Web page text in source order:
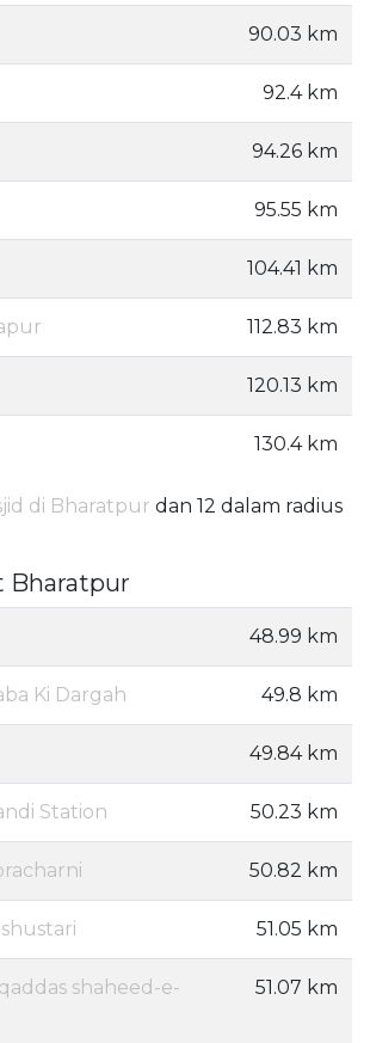
90.03 km
92.4 km
94.26 km
95.55 km
104.41 km
112.83 km
120.13 km
130.4 km
di Bharatpur dan 12 dalam radius
Bharatpur
48.99 km
Ki Dargah 49.8 km
49.84 km
Station 50.23 km
50.82 km
51.05 km
shaheed-e-
51.07 km